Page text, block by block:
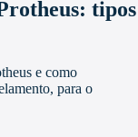
tipos
e como
para o